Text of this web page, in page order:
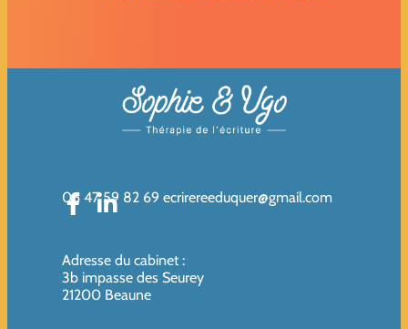
06 47 59 82 69 ecrirereeduquer@gmail.com
Adresse du cabinet :
3b impasse des Seurey
21200 Beaune